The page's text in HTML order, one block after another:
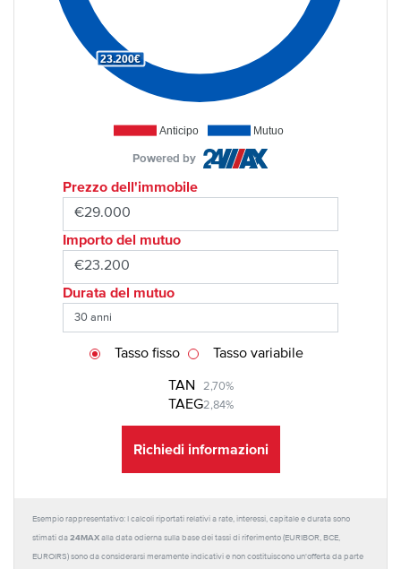
Anticipo Mutuo
23.200€
Powered by
Prezzo dell'immobile
Importo del mutuo
Durata del mutuo
TAN 2,70%
TAEG2,84%
Tasso fisso Tasso variabile
Richiedi informazioni
Esempio rappresentativo: I calcoli riportati relativi a rate, interessi, capitale e durata sono
stimati da 24MAX alla data odierna sulla base dei tassi di riferimento (EURIBOR, BCE,
EUROIRS) sono da considerarsi meramente indicativi e non costituiscono un'offerta da parte